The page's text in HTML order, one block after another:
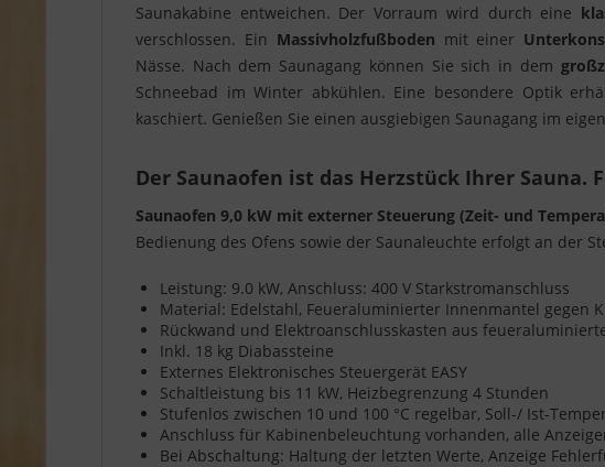
Saunakabine entweichen. Der Vorraum wird durch eine
verschlossen. Ein Massivholzfußboden mit einer
Nässe. Nach dem Saunagang können Sie sich in dem
Schneebad im Winter abkühlen. Eine besondere Optik
kaschiert. Genießen Sie einen ausgiebigen Saunagang im
Der Saunaofen ist das Herzstück Ihrer Sauna.
Saunaofen 9,0 kW mit externer Steuerung (Zeit- und
Bedienung des Ofens sowie der Saunaleuchte erfolgt an der
Leistung: 9.0 kW, Anschluss: 400 V Starkstromanschluss
Material: Edelstahl, Feueraluminierter Innenmantel gegen
Rückwand und Elektroanschlusskasten aus
Inkl. 18 kg Diabassteine
Externes Elektronisches Steuergerät EASY
Schaltleistung bis 11 kW, Heizbegrenzung 4 Stunden
Stufenlos zwischen 10 und 100 °C regelbar, Soll-/ Ist-
Anschluss für Kabinenbeleuchtung vorhanden, alle
Bei Abschaltung: Haltung der letzten Werte, Anzeige